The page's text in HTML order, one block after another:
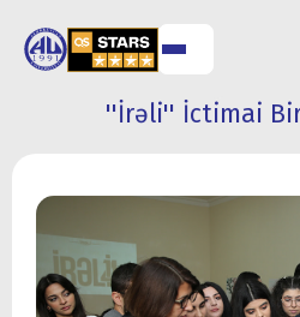
ELMİ
TƏDQİQAT
''İrəli'' İctimai